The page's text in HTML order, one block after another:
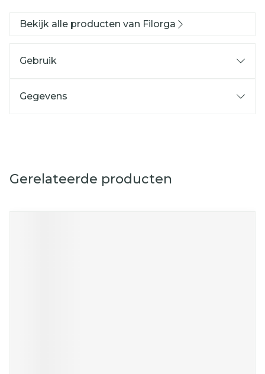
Bekijk alle producten van Filorga
Gebruik
Gegevens
Gerelateerde producten